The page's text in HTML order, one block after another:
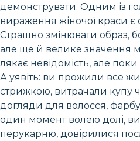
демонструвати. Одним із
вираження жіночої краси є
Страшно змінювати образ,
але ще й велике значення
лякає невідомість, але
А уявіть: ви прожили все
стрижкою, витрачали купу
догляди для волосся,
один момент волею долі,
перукарню, довірилися